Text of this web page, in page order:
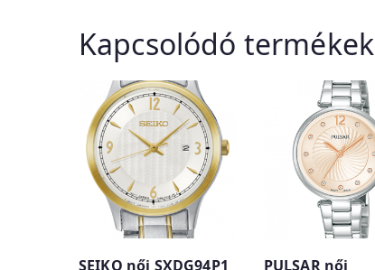
Kapcsolódó termékek
SEIKO női SXDG94P1 PULSAR női